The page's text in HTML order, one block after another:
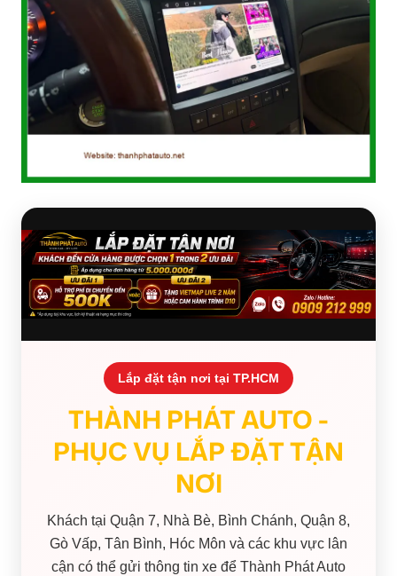
Lắp đặt tận nơi tại TP.HCM
THÀNH PHÁT AUTO -
PHỤC VỤ LẮP ĐẶT TẬN
NƠI
Khách tại Quận 7, Nhà Bè, Bình Chánh, Quận 8,
Gò Vấp, Tân Bình, Hóc Môn và các khu vực lân
cận có thể gửi thông tin xe để Thành Phát Auto